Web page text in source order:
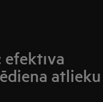
efektīva
atlieku